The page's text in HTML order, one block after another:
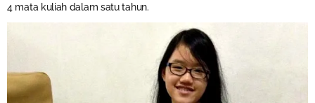
4 mata kuliah dalam satu tahun.